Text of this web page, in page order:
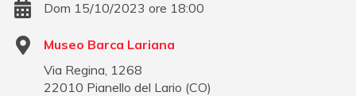
Dom 15/10/2023 ore 18:00
Museo Barca Lariana
Via Regina, 1268
22010 Pianello del Lario (CO)